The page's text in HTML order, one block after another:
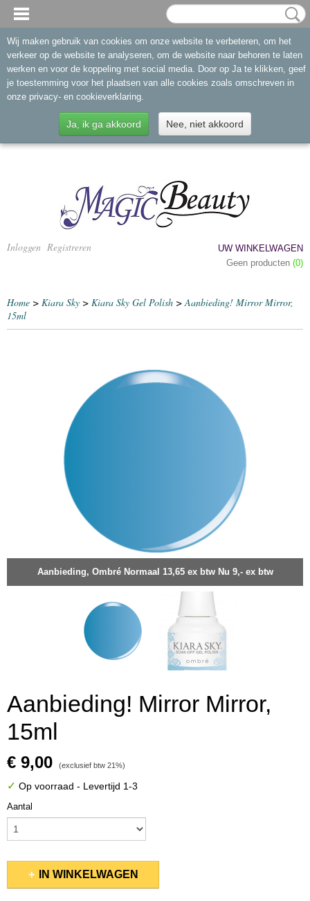
Inloggen Registreren
UW WINKELWAGEN
Geen producten (0)
Home > Kiara Sky > Kiara Sky Gel Polish >Aanbieding! Mirror Mirror,
15ml
Aanbieding, Ombré Normaal 13,65 ex btw Nu 9,- ex btw
Aanbieding! Mirror Mirror,
15ml
€ 9,00 (exclusief btw 21%)
✓ Op voorraad - Levertijd 1-3
Aantal
IN WINKELWAGEN
Wij maken gebruik van cookies om onze website te verbeteren, om het
verkeer op de website te analyseren, om de website naar behoren te laten
werken en voor de koppeling met social media. Door op Ja te klikken, geef
je toestemming voor het plaatsen van alle cookies zoals omschreven in
onze privacy- en cookieverklaring.
Ja, ik ga akkoord Nee, niet akkoord